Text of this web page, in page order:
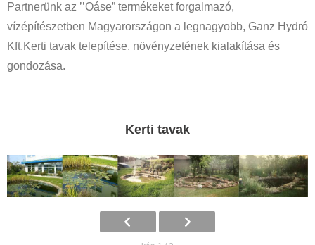
Partnerünk az ’’Oáse” termékeket forgalmazó,
vízépítészetben Magyarországon a legnagyobb, Ganz Hydró
Kft.Kerti tavak telepítése, növényzetének kialakítása és
gondozása.
Kerti tavak